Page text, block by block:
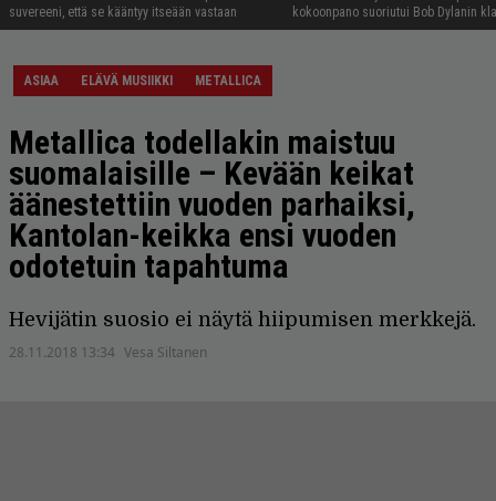
suvereeni, että se kääntyy itseään vastaan
kokoonpano suoriutui Bob Dylanin
ASIAA ELÄVÄ MUSIIKKI METALLICA
Metallica todellakin maistuu
suomalaisille – Kevään keikat
äänestettiin vuoden parhaiksi,
Kantolan-keikka ensi vuoden
odotetuin tapahtuma
Hevijätin suosio ei näytä hiipumisen merkkejä.
28.11.2018 13:34 Vesa Siltanen